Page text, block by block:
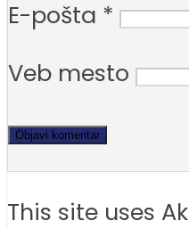
E-pošta *
Veb mesto
This site uses